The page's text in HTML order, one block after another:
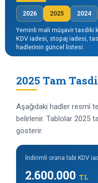
2026 2025 2024
Yeminli mali müşavir tasdiki
KDV iadesi, stopaj iadesi,
hadlerinin güncel listesi.
2025 Tam
Aşağıdaki hadler resmî
belirlenir. Tablolar 2025
gösterir.
İndirimli orana tabi KDV
2.600.000 TL